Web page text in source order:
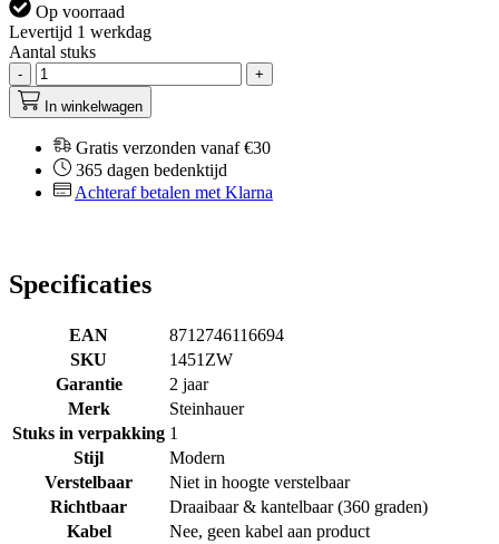
Op voorraad
Levertijd 1 werkdag
Aantal stuks
-
+
In winkelwagen
Gratis verzonden vanaf €30
365 dagen bedenktijd
Achteraf betalen met Klarna
Specificaties
EAN
8712746116694
SKU
1451ZW
Garantie
2 jaar
Merk
Steinhauer
Stuks in verpakking 1
Stijl
Modern
Verstelbaar
Niet in hoogte verstelbaar
Richtbaar
Draaibaar & kantelbaar (360 graden)
Kabel
Nee, geen kabel aan product